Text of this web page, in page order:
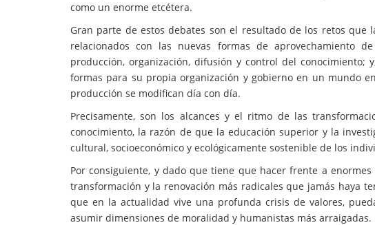
como un enorme etcétera.
Gran parte de estos debates son el resultado de los retos
relacionados con las nuevas formas de aprovechamiento
producción, organización, difusión y control del
formas para su propia organización y gobierno en un mundo
producción se modifican día con día.
Precisamente, son los alcances y el ritmo de las
conocimiento, la razón de que la educación superior y la
cultural, socioeconómico y ecológicamente sostenible de los
Por consiguiente, y dado que tiene que hacer frente a
transformación y la renovación más radicales que jamás haya
que en la actualidad vive una profunda crisis de valores,
asumir dimensiones de moralidad y humanistas más arraigadas.